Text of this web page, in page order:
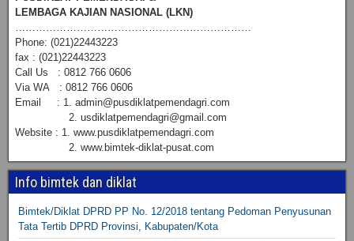
LEMBAGA KAJIAN NASIONAL (LKN)
Phone: (021)22443223
fax : (021)22443223
Call Us : 0812 766 0606
Via WA : 0812 766 0606
Email : 1. admin@pusdiklatpemendagri.com
2. usdiklatpemendagri@gmail.com
Website : 1. www.pusdiklatpemendagri.com
2. www.bimtek-diklat-pusat.com
Info bimtek dan diklat
Bimtek/Diklat DPRD PP No. 12/2018 tentang Pedoman Penyusunan
Tata Tertib DPRD Provinsi, Kabupaten/Kota